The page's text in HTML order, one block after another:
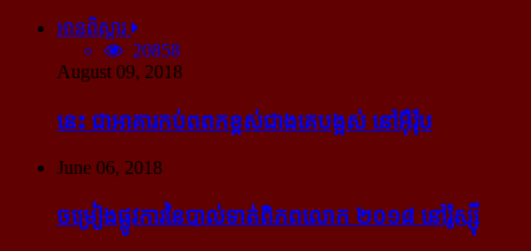
អានពិស្ដារ
20858
August 09, 2018
នេះ ជា​អាគារ​កប់​ពពក​ខ្ពស់​ជាង​គេ​បង្អស់ នៅ​អ៊ឺរ៉ុប
June 06, 2018
ចម្រៀង​ផ្លូវការ​នៃ​បាល់ទាត់​ពិភពលោក ២០១៨ នៅ​រ៉ូស្ស៊ី